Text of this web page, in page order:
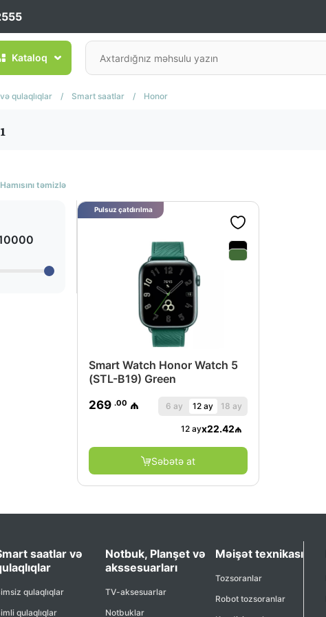
Kataloq
qulaqlıqlar / Smart saatlar / Honor
Hamısını təmizlə
Smart Watch Honor Watch 5
(STL-B19) Green
269 .00 ₼ 6 ay 12 ay 18 ay
12 ayx22.42₼
Səbətə at
Pulsuz çatdırılma
saatlar və
qulaqlıqlar
qulaqlıqlar
Notbuk, Planşet və
akssesuarları
TV-aksesuarlar
Notbuklar
Məişət texnikası
Tozsoranlar
Robot tozsoranlar